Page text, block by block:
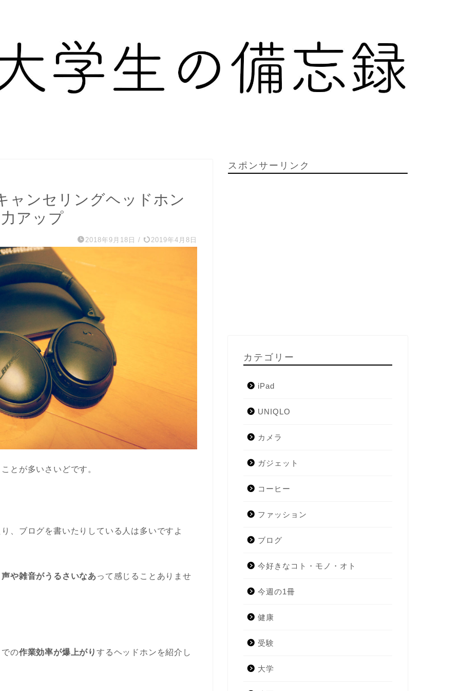
ャンセリングヘッドホン
アップ
2018年9月18日 / 2019年4月8日
とが多いさいどです。
、ブログを書いたりしている人は多いですよ
や雑音がうるさいなあって感じることありませ
の作業効率が爆上がりするヘッドホンを紹介し
スポンサーリンク
カテゴリー
iPad
UNIQLO
カメラ
ガジェット
コーヒー
ファッション
ブログ
今好きなコト・モノ・オト
今週の1冊
健康
受験
大学